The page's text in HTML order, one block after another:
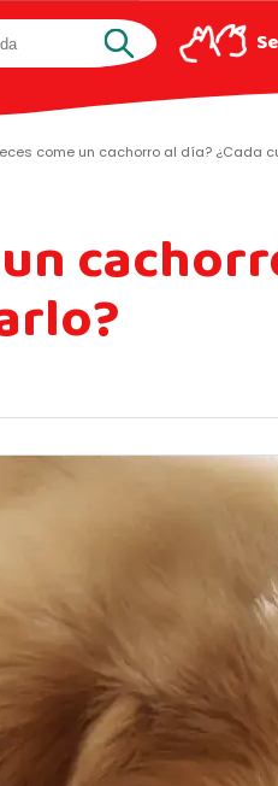
come un cachorro al día? ¿Cada